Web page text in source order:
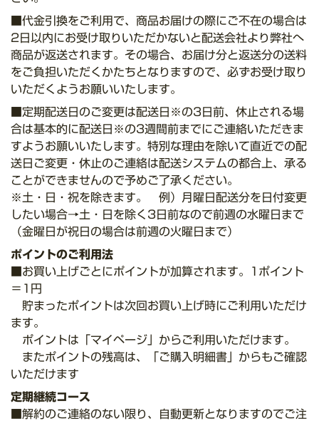
■代金引換をご利用で、商品お届けの際にご不在の場合は
2日以内にお受け取りいただかないと配送会社より弊社へ
商品が返送されます。その場合、お届け分と返送分の送料
をご負担いただくかたちとなりますので、必ずお受け取り
いただくようお願いいたします。
■定期配送日のご変更は配送日※の3日前、休止される場
合は基本的に配送日※の3週間前までにご連絡いただきま
すようお願いいたします。特別な理由を除いて直近での配
送日ご変更・休止のご連絡は配送システムの都合上、承る
ことができませんので予めご了承ください。
※土・日・祝を除きます。 例）月曜日配送分を日付変更
したい場合→土・日を除く3日前なので前週の水曜日まで
（金曜日が祝日の場合は前週の火曜日まで）
ポイントのご利用法
■お買い上げごとにポイントが加算されます。1ポイント
＝1円
貯まったポイントは次回お買い上げ時にご利用いただけ
ます。
ポイントは「マイページ」からご利用いただけます。
またポイントの残高は、「ご購入明細書」からもご確認
いただけます
定期継続コース
■解約のご連絡のない限り、自動更新となりますのでご注